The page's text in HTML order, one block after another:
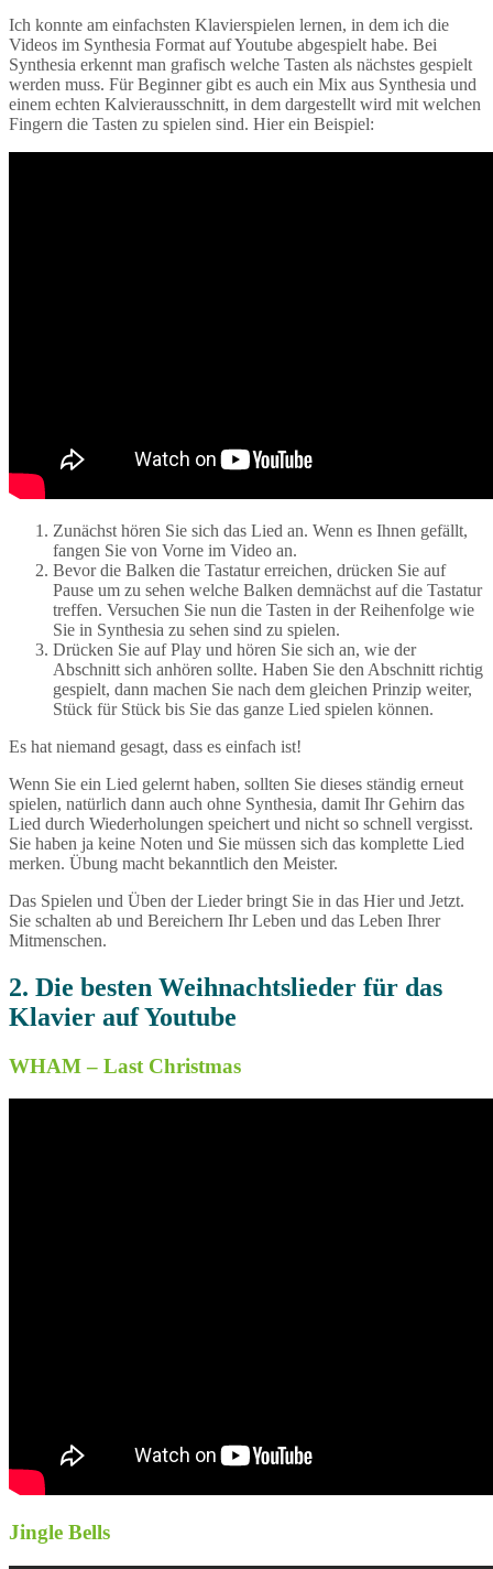
Ich konnte am einfachsten Klavierspielen lernen, in dem ich die
Videos im Synthesia Format auf Youtube abgespielt habe. Bei
Synthesia erkennt man grafisch welche Tasten als nächstes gespielt
werden muss. Für Beginner gibt es auch ein Mix aus Synthesia und
einem echten Kalvierausschnitt, in dem dargestellt wird mit welchen
Fingern die Tasten zu spielen sind. Hier ein Beispiel:
Zunächst hören Sie sich das Lied an. Wenn es Ihnen gefällt,
fangen Sie von Vorne im Video an.
Bevor die Balken die Tastatur erreichen, drücken Sie auf
Pause um zu sehen welche Balken demnächst auf die Tastatur
treffen. Versuchen Sie nun die Tasten in der Reihenfolge wie
Sie in Synthesia zu sehen sind zu spielen.
Drücken Sie auf Play und hören Sie sich an, wie der
Abschnitt sich anhören sollte. Haben Sie den Abschnitt richtig
gespielt, dann machen Sie nach dem gleichen Prinzip weiter,
Stück für Stück bis Sie das ganze Lied spielen können.
Es hat niemand gesagt, dass es einfach ist!
Wenn Sie ein Lied gelernt haben, sollten Sie dieses ständig erneut
spielen, natürlich dann auch ohne Synthesia, damit Ihr Gehirn das
Lied durch Wiederholungen speichert und nicht so schnell vergisst.
Sie haben ja keine Noten und Sie müssen sich das komplette Lied
merken. Übung macht bekanntlich den Meister.
Das Spielen und Üben der Lieder bringt Sie in das Hier und Jetzt.
Sie schalten ab und Bereichern Ihr Leben und das Leben Ihrer
Mitmenschen.
2. Die besten Weihnachtslieder für das
Klavier auf Youtube
WHAM – Last Christmas
Jingle Bells